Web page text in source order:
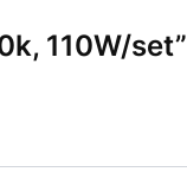
110W/set”